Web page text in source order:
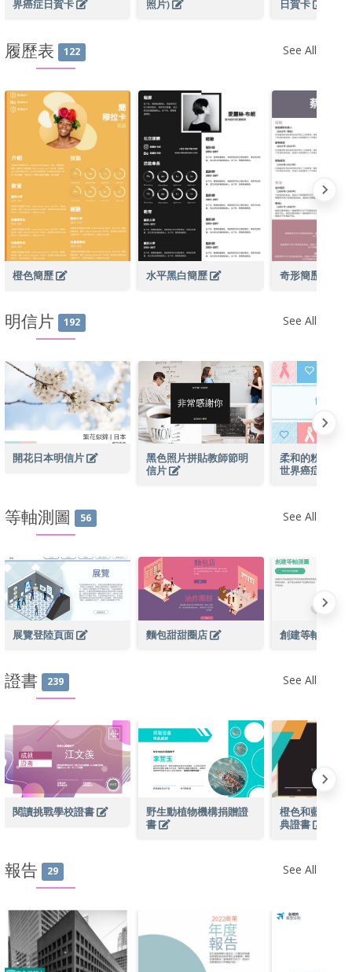
界癌症日賀卡 照片) 日賀卡
履歷表 122 See All
橙色簡歷 水平黑白簡歷 奇形簡歷
明信片 192 See All
開花日本明信片
黑色照片拼貼教師節明
信片
柔和的粉紅色
世界癌症日明
等軸測圖 56 See All
展覽登陸頁面 麵包甜甜圈店 創建等軸測圖
證書 239 See All
閱讀挑戰學校證書
野生動植物機構捐贈證
書
橙色和藍色黑
典證書
報告 29 See All